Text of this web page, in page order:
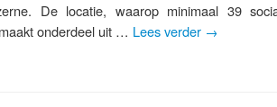
De locatie, waarop minimaal 39
onderdeel uit … Lees verder →